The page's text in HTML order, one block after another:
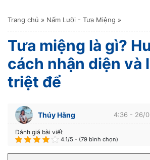
Trang chủ » Nấm Lưỡi - Tưa Miệng »
Tưa miệng là gì?
cách nhận diện và
triệt để
Thúy Hằng 4:36 - 26/
Đánh giá bài viết
4.1/5 - (79 bình chọn)